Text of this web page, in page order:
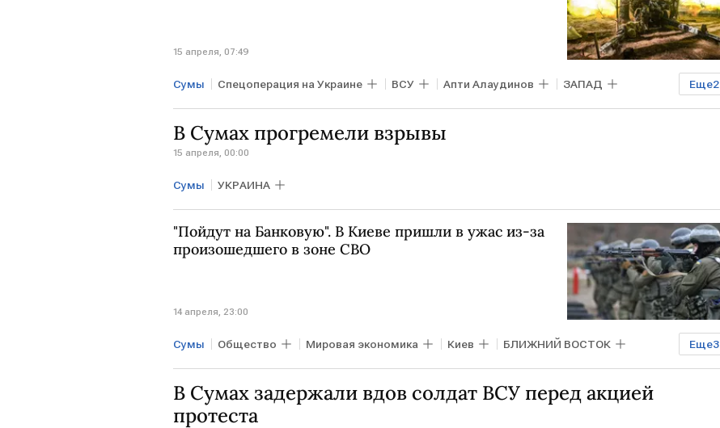
15 апреля, 07:49
Еще2
Сумы Спецоперация на Украине ВСУ Апти Алаудинов ЗАПАД
Мировая экономика Общество
В Сумах прогремели взрывы
15 апреля, 00:00
Сумы УКРАИНА
"Пойдут на Банковую". В Киеве пришли в ужас из-за
произошедшего в зоне СВО
14 апреля, 23:00
Еще3
Сумы Общество Мировая экономика Киев БЛИЖНИЙ ВОСТОК
Олег Соскин Апти Алаудинов ВСУ
В Сумах задержали вдов солдат ВСУ перед акцией
протеста